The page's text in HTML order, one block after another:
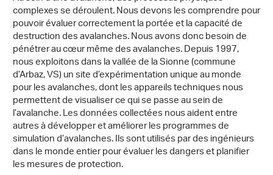
complexes se déroulent. Nous devons les comprendre pour
pouvoir évaluer correctement la portée et la capacité de
destruction des avalanches. Nous avons donc besoin de
pénétrer au cœur même des avalanches. Depuis 1997,
nous exploitons dans la vallée de la Sionne (commune
d’Arbaz, VS) un site d’expérimentation unique au monde
pour les avalanches, dont les appareils techniques nous
permettent de visualiser ce qui se passe au sein de
l’avalanche. Les données collectées nous aident entre
autres à développer et améliorer les programmes de
simulation d’avalanches. Ils sont utilisés par des ingénieurs
dans le monde entier pour évaluer les dangers et planifier
les mesures de protection.